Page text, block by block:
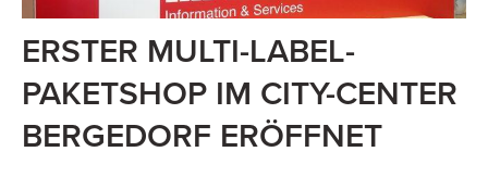
ERSTER MULTI-LABEL-
PAKETSHOP IM CITY-CENTER
BERGEDORF ERÖFFNET